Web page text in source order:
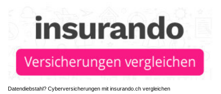
Datendiebstahl? Cyberversicherungen mit insurando.ch vergleichen